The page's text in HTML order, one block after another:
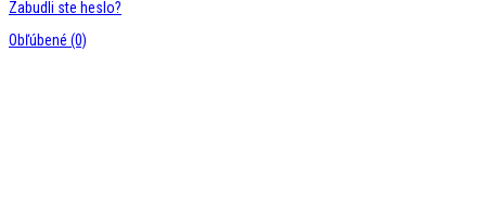
Zabudli ste heslo?
Obľúbené (0)